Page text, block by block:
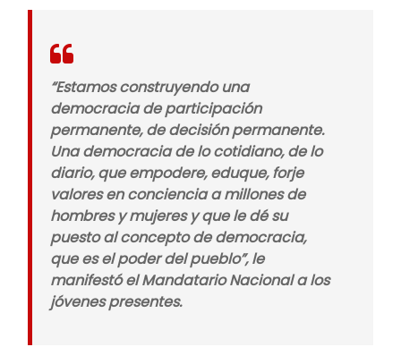
“Estamos construyendo una
democracia de participación
permanente, de decisión permanente.
Una democracia de lo cotidiano, de lo
diario, que empodere, eduque, forje
valores en conciencia a millones de
hombres y mujeres y que le dé su
puesto al concepto de democracia,
que es el poder del pueblo”, le
manifestó el Mandatario Nacional a los
jóvenes presentes.